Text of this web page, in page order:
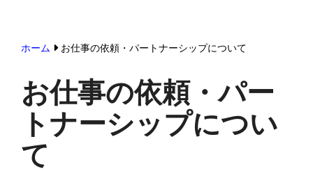
ホーム お仕事の依頼・パートナーシップについて
お仕事の依頼・パー
トナーシップについ
て